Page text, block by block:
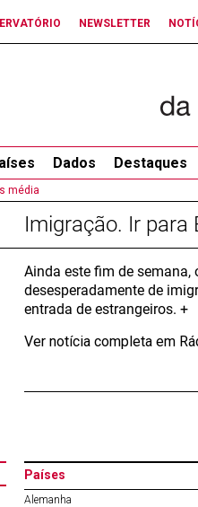
NEWSLETTER
Dados Destaques
média
Imigração. Ir para
Ainda este fim de semana,
desesperadamente de
entrada de estrangeiros. +
Ver notícia completa em
Países
Alemanha